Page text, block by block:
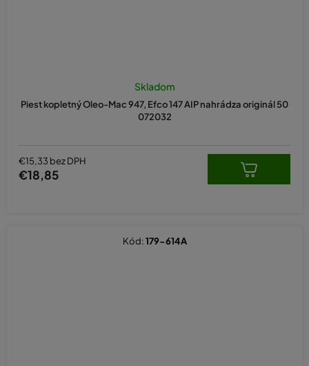
Piest kopletný Oleo-Mac 947, Efco 147 AIP nahrádza originál 50
072032
Skladom
€15,33 bez DPH
€18,85
Kód:179-614A